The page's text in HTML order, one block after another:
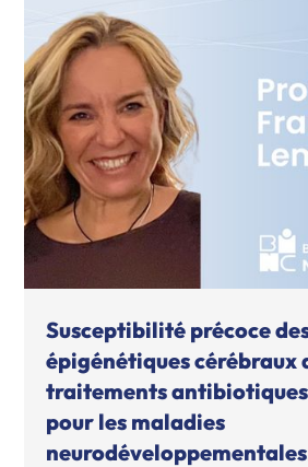
Susceptibilité précoce
épigénétiques cérébraux
traitements
pour les maladies